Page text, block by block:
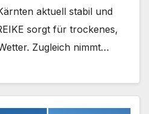
aktuell stabil und
sorgt für trockenes,
Zugleich nimmt…